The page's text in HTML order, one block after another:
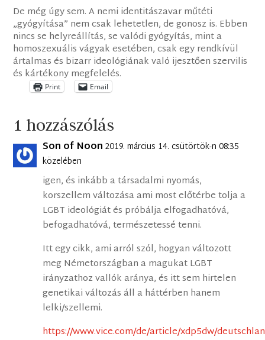
De még úgy sem. A nemi identitászavar műtéti
„gyógyítása” nem csak lehetetlen, de gonosz is. Ebben
nincs se helyreállítás, se valódi gyógyítás, mint a
homoszexuális vágyak esetében, csak egy rendkívül
ártalmas és bizarr ideológiának való ijesztően szervilis
és kártékony megfelelés.
Print Email
1 hozzászólás
Son of Noon 2019. március 14. csütörtök-n 08:35
közelében
igen, és inkább a társadalmi nyomás,
korszellem változása ami most előtérbe tolja a
LGBT ideológiát és próbálja elfogadhatóvá,
befogadhatóvá, természetessé tenni.
Itt egy cikk, ami arról szól, hogyan változott
meg Németországban a magukat LGBT
irányzathoz vallók aránya, és itt sem hirtelen
genetikai változás áll a háttérben hanem
lelki/szellemi.
https://www.vice.com/de/article/xdp5dw/